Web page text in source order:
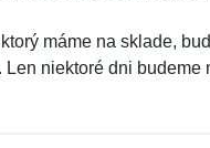
ktorý máme na sklade,
Len niektoré dni budeme